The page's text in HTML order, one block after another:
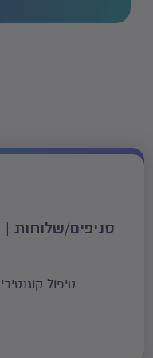
כדי להמשיך את הפעילות,
סניפים/שלוחות |
טיפול קוגנטיבי